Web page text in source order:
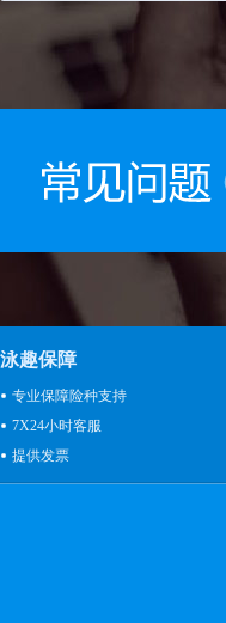
泳趣保障
专业保障险种支持
7X24小时客服
提供发票